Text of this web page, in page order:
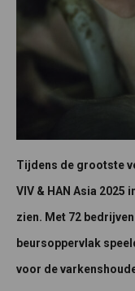
Tijdens de grootste
VIV & HAN Asia
zien. Met 72
beursoppervlak
voor de